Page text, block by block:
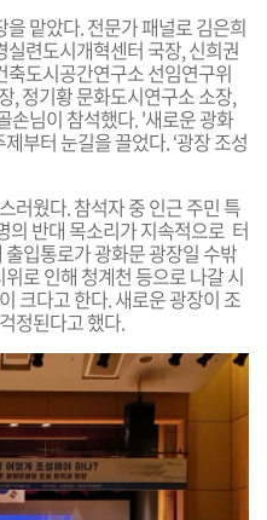
맡았다. 전문가 패널로 김은희
련도시개혁센터 국장, 신희권
도시공간연구소 선임연구위
, 정기황 문화도시연구소 소장,
손님이 참석했다.'새로운 광화
부터 눈길을 끌었다. ‘광장 조성
러웠다. 참석자 중 인근 주민 특
의 반대 목소리가지속적으로 터
입통로가 광화문 광장일 수밖
로 인해 청계천 등으로 나갈 시
크다고 한다. 새로운 광장이 조
정된다고 했다.